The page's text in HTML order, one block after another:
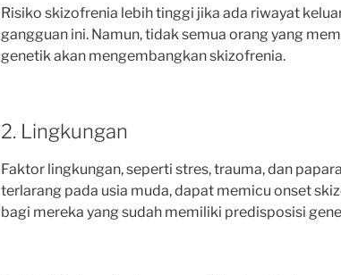
Risiko skizofrenia lebih tinggi jika ada riwayat
gangguan ini. Namun, tidak semua orang yang
genetik akan mengembangkan skizofrenia.
2. Lingkungan
Faktor lingkungan, seperti stres, trauma, dan
terlarang pada usia muda, dapat memicu onset
bagi mereka yang sudah memiliki predisposisi